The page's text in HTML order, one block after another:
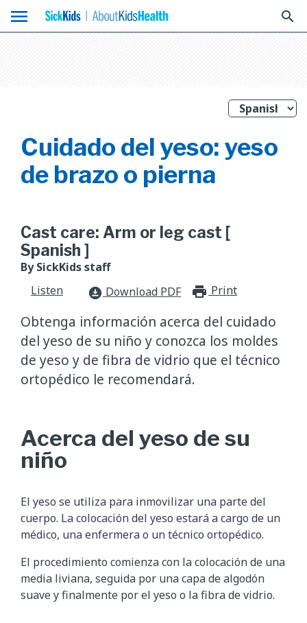
menu search
Cuidado del yeso: yeso
de brazo o pierna
Cast care: Arm or leg cast [
Spanish ]
By SickKids staff
Listen
download_for_offline Download PDF Print
Obtenga información acerca del cuidado
del yeso de su niño y conozca los moldes
de yeso y de fibra de vidrio que el técnico
ortopédico le recomendará.
Acerca del yeso de su
niño
El yeso se utiliza para inmovilizar una parte del
cuerpo. La colocación del yeso estará a cargo de un
médico, una enfermera o un técnico ortopédico.
El procedimiento comienza con la colocación de una
media liviana, seguida por una capa de algodón
suave y finalmente por el yeso o la fibra de vidrio.